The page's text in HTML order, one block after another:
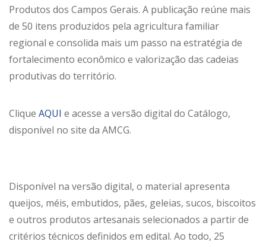
Produtos dos Campos Gerais. A publicação reúne mais
de 50 itens produzidos pela agricultura familiar
regional e consolida mais um passo na estratégia de
fortalecimento econômico e valorização das cadeias
produtivas do território.
Clique AQUI e acesse a versão digital do Catálogo,
disponível no site da AMCG.
Disponível na versão digital, o material apresenta
queijos, méis, embutidos, pães, geleias, sucos, biscoitos
e outros produtos artesanais selecionados a partir de
critérios técnicos definidos em edital. Ao todo, 25